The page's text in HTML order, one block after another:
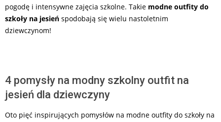
pogodę i intensywne zajęcia szkolne. Takie modne outfity do
szkoły na jesień spodobają się wielu nastoletnim
dziewczynom!
4 pomysły na modny szkolny outfit na
jesień dla dziewczyny
Oto pięć inspirujących pomysłów na modne outfity do szkoły na